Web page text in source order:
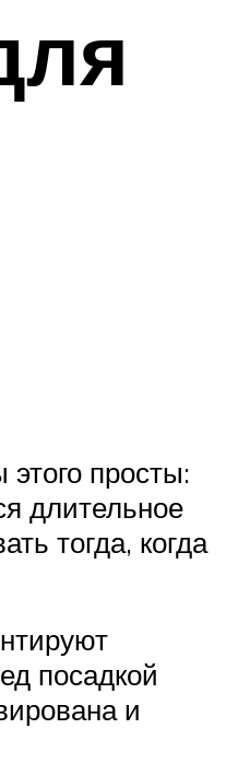
просты:
длительное
тогда, когда
посадкой
и